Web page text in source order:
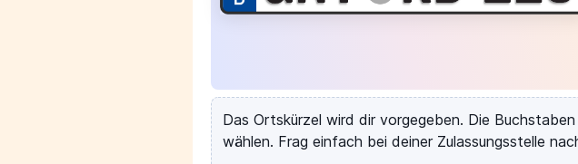
Das Ortskürzel wird dir vorgegeben. Die
wählen. Frag einfach bei deiner Zulassungsstelle